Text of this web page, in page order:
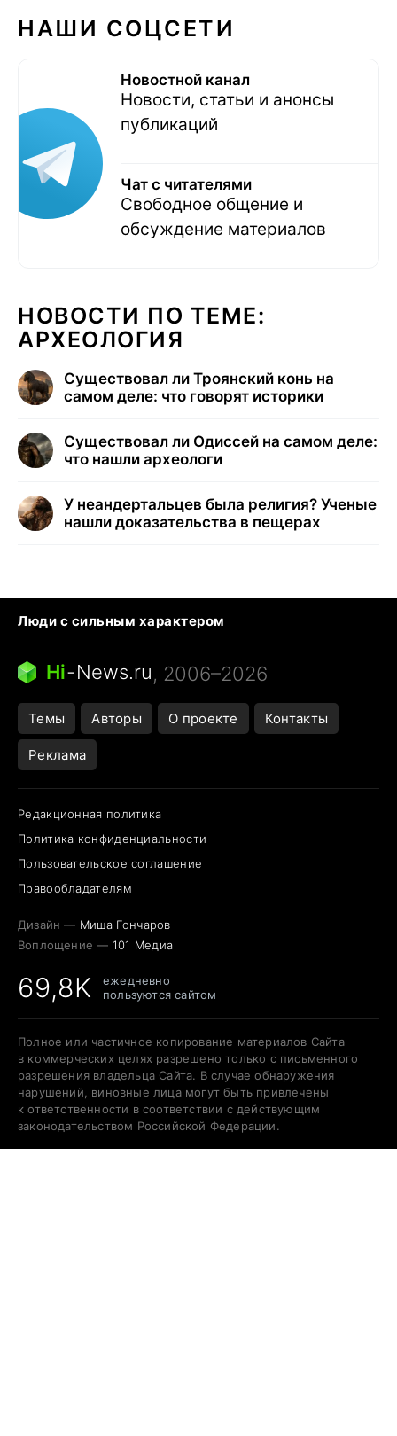
НАШИ СОЦСЕТИ
Новостной канал
Новости, статьи и анонсы
публикаций
Чат с читателями
Свободное общение и
обсуждение материалов
НОВОСТИ ПО ТЕМЕ:
АРХЕОЛОГИЯ
Существовал ли Троянский конь на
самом деле: что говорят историки
Существовал ли Одиссей на самом деле:
что нашли археологи
У неандертальцев была религия? Ученые
нашли доказательства в пещерах
Люди с сильным характером
Кошка писает на кровать
Тунцы в океанариуме
Ядовитые пауки России
Города в ядерной войне
Hi-News.ru, 2006–2026
Темы Авторы О проекте Контакты
Реклама
Редакционная политика
Политика конфиденциальности
Пользовательское соглашение
Правообладателям
Дизайн — Миша Гончаров
Воплощение — 101 Медиа
69,8K
ежедневно
пользуются сайтом
Полное или частичное копирование материалов Сайта
в коммерческих целях разрешено только с письменного
разрешения владельца Сайта. В случае обнаружения
нарушений, виновные лица могут быть привлечены
к ответственности в соответствии с действующим
законодательством Российской Федерации.